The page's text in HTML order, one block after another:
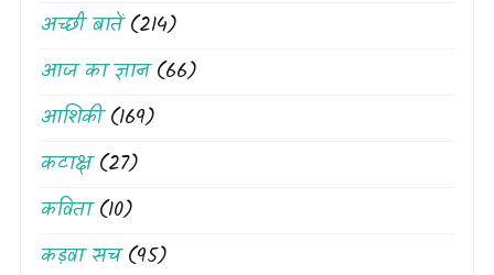
अच्छी बातें(214)
आज का ज्ञान(66)
आशिकी(169)
कटाक्ष(27)
कविता(10)
कड़वा सच(95)